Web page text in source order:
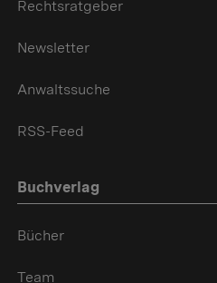
Rechtsratgeber
Newsletter
Anwaltssuche
RSS-Feed
Buchverlag
Bücher
Team